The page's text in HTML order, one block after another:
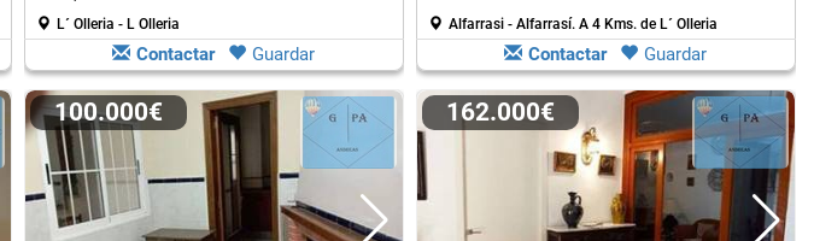
L´ Olleria - L Olleria
Contactar Guardar
Alfarrasi - Alfarrasí. A 4 Kms. de L´ Olleria
Contactar Guardar
100.000€ 162.000€